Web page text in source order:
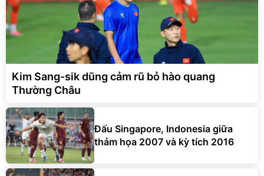
Kim Sang-sik dũng cảm rũ bỏ hào quang
Thường Châu
Đấu Singapore, Indonesia giữa
thảm họa 2007 và kỳ tích 2016